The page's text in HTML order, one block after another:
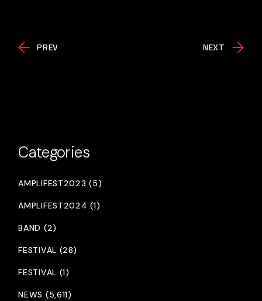
PREV NEXT
Categories
AMPLIFEST2023 (5)
AMPLIFEST2024 (1)
BAND (2)
FESTIVAL (28)
FESTIVAL (1)
NEWS (5,611)